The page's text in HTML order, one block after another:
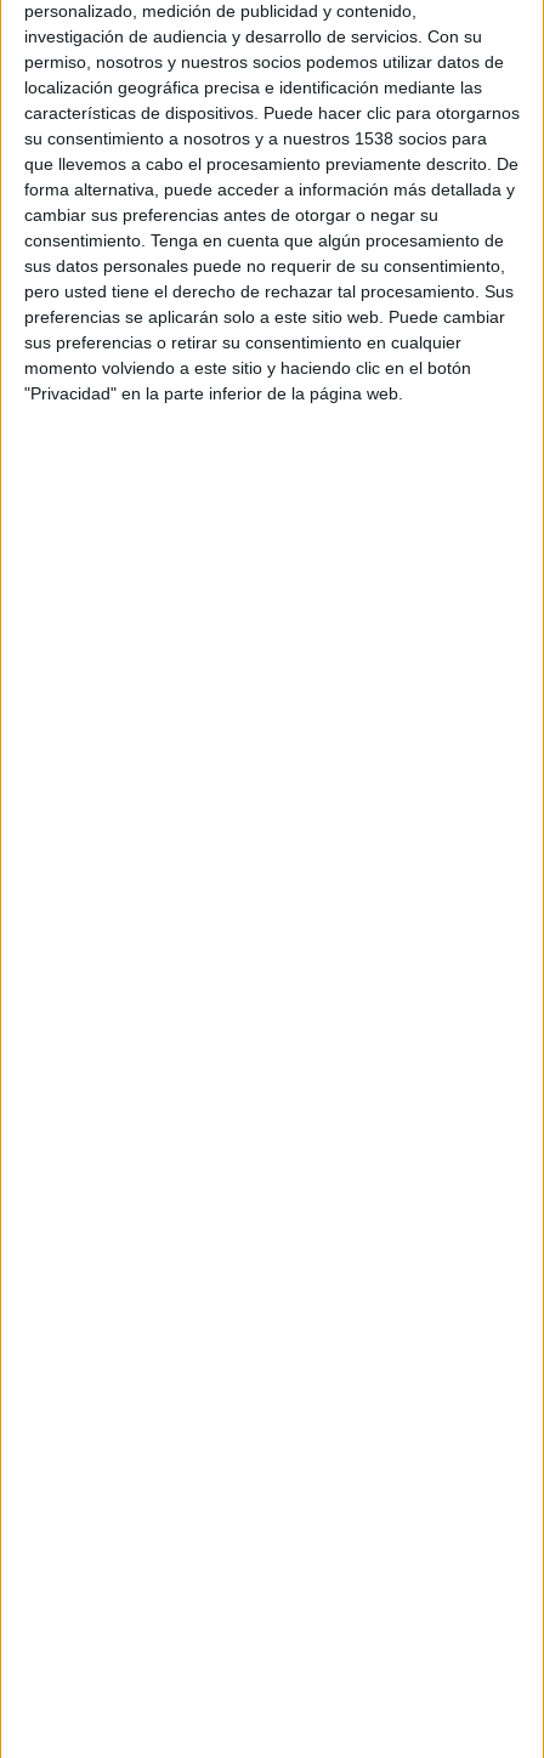
personalizado, medición de publicidad y contenido,
investigación de audiencia y desarrollo de servicios. Con su
permiso, nosotros y nuestros socios podemos utilizar datos de
localización geográfica precisa e identificación mediante las
características de dispositivos. Puede hacer clic para otorgarnos
su consentimiento a nosotros y a nuestros 1538 socios para
que llevemos a cabo el procesamiento previamente descrito. De
forma alternativa, puede acceder a información más detallada y
cambiar sus preferencias antes de otorgar o negar su
consentimiento. Tenga en cuenta que algún procesamiento de
sus datos personales puede no requerir de su consentimiento,
pero usted tiene el derecho de rechazar tal procesamiento. Sus
preferencias se aplicarán solo a este sitio web. Puede cambiar
sus preferencias o retirar su consentimiento en cualquier
momento volviendo a este sitio y haciendo clic en el botón
"Privacidad" en la parte inferior de la página web.
les properes hores. Tot i així, les visites es
concentraran en una zona que no està afectada,
per tal de poder continuar treballant en la
neteja dels desperfectes. La situació obligarà a
reprogramar setze de les consultes que hi havia
programades aquest matí.
ImprimirEnvia
a
un
amic
PDF
ETIQUETES
Can Gibert del Pla CAP inundació sostre